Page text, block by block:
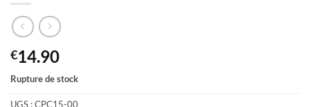
€14.90
Rupture de stock
UGS :CPC15-00